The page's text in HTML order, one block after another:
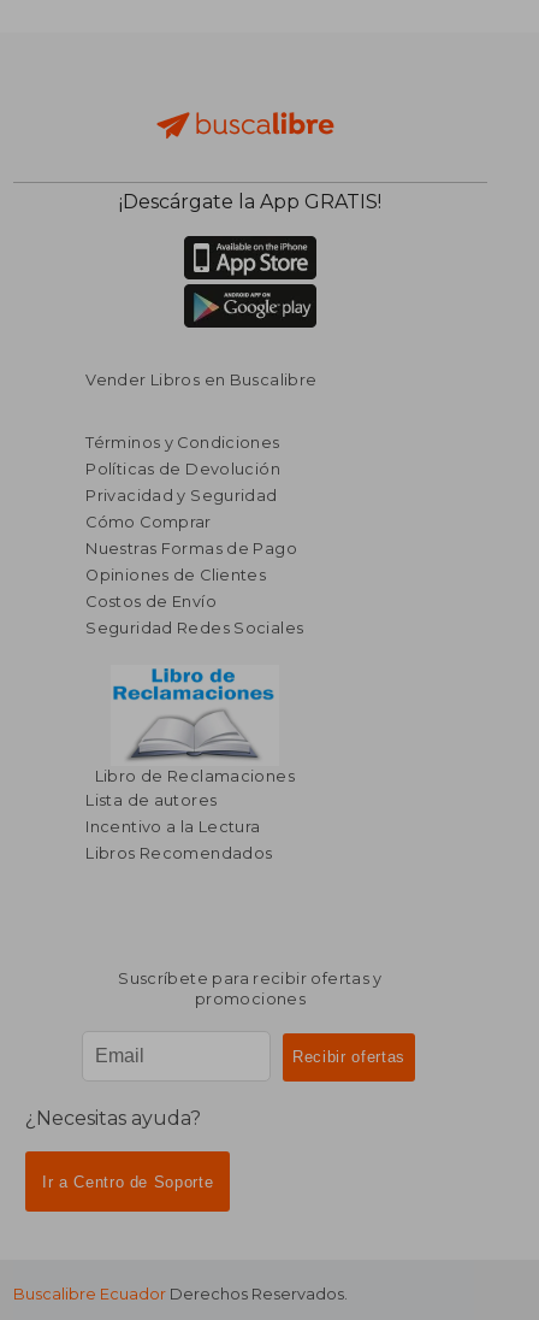
¡Descárgate la App GRATIS!
Vender Libros en Buscalibre
Términos y Condiciones
Políticas de Devolución
Privacidad y Seguridad
Cómo Comprar
Nuestras Formas de Pago
Opiniones de Clientes
Costos de Envío
Seguridad Redes Sociales
Libro de Reclamaciones
Lista de autores
Incentivo a la Lectura
Libros Recomendados
Suscríbete para recibir ofertas y
promociones
¿Necesitas ayuda?
Ir a Centro de Soporte
Buscalibre Ecuador Derechos Reservados.